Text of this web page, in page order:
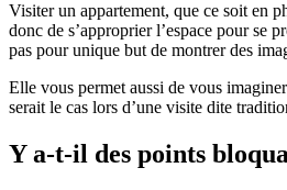
Visiter un appartement, que ce soit en
donc de s’approprier l’espace pour se
pas pour unique but de montrer des
Elle vous permet aussi de vous
serait le cas lors d’une visite dite
Y a-t-il des points